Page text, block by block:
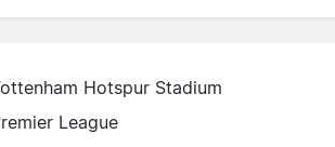
Hotspur Stadium
League